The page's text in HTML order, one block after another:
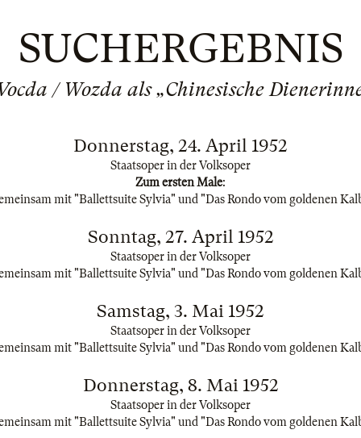
SUCHERGEBNIS
/ Wozda als „Chinesische
Donnerstag, 24. April 1952
Staatsoper in der Volksoper
Zum ersten Male:
mit "Ballettsuite Sylvia" und "Das Rondo vom goldenen
Sonntag, 27. April 1952
Staatsoper in der Volksoper
mit "Ballettsuite Sylvia" und "Das Rondo vom goldenen
Samstag, 3. Mai 1952
Staatsoper in der Volksoper
mit "Ballettsuite Sylvia" und "Das Rondo vom goldenen
Donnerstag, 8. Mai 1952
Staatsoper in der Volksoper
mit "Ballettsuite Sylvia" und "Das Rondo vom goldenen